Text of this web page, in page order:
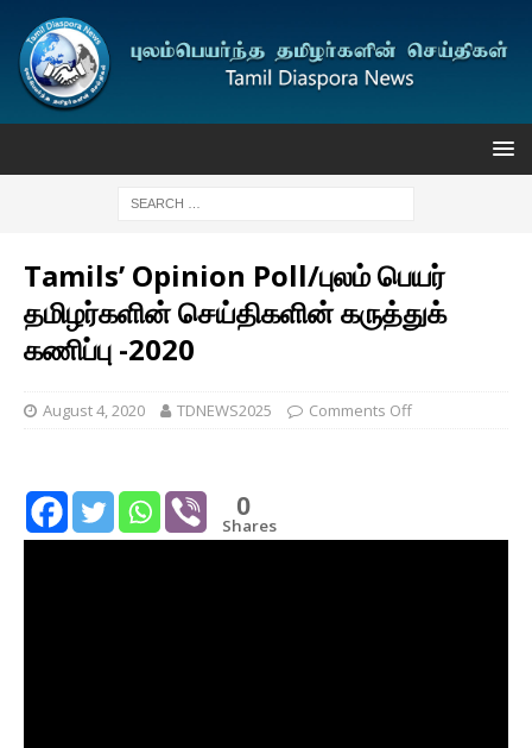
Tamils’ Opinion Poll/புலம் பெயர்
தமிழர்களின் செய்திகளின் கருத்துக்
கணிப்பு -2020
August 4, 2020 TDNEWS2025 Comments Off
0
Shares